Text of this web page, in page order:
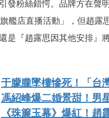
發粉絲錯愕。品牌方在聲
艦店直播活動」，但趙
是『趙露思因其他安排』
于朦朧墜樓慘死！「台
馮紹峰爆二婚景甜！男
《珠簾玉幕》爆紅！